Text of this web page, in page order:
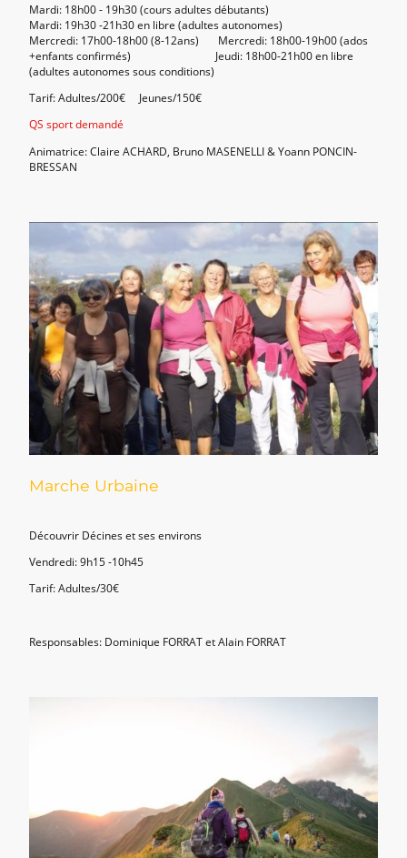
Mardi: 18h00 - 19h30 (cours adultes débutants)
Mardi: 19h30 -21h30 en libre (adultes autonomes)
Mercredi: 17h00-18h00 (8-12ans) Mercredi: 18h00-19h00 (ados
+enfants confirmés) Jeudi: 18h00-21h00 en libre
(adultes autonomes sous conditions)
Tarif: Adultes/200€ Jeunes/150€
QS sport demandé
Animatrice: Claire ACHARD, Bruno MASENELLI & Yoann PONCIN-
BRESSAN
Marche Urbaine
Découvrir Décines et ses environs
Vendredi: 9h15 -10h45
Tarif: Adultes/30€
Responsables: Dominique FORRAT et Alain FORRAT